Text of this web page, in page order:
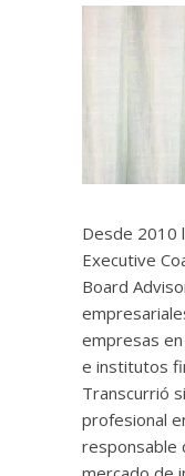
Desde 2010
Executive
Board
empresas
e institutos
Transcurrió
profesional
responsable